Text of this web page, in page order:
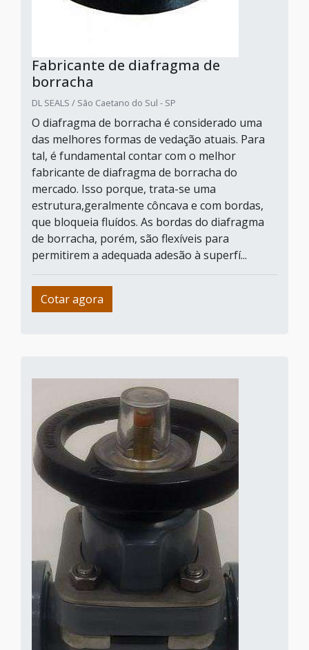
Fabricante de diafragma de
borracha
DL SEALS / São Caetano do Sul - SP
O diafragma de borracha é considerado uma
das melhores formas de vedação atuais. Para
tal, é fundamental contar com o melhor
fabricante de diafragma de borracha do
mercado. Isso porque, trata-se uma
estrutura,geralmente côncava e com bordas,
que bloqueia fluídos. As bordas do diafragma
de borracha, porém, são flexíveis para
permitirem a adequada adesão à superfí...
Cotar agora